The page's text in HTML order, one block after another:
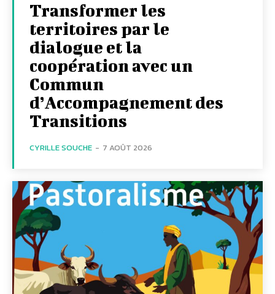
Transformer les
territoires par le
dialogue et la
coopération avec un
Commun
d’Accompagnement des
Transitions
CYRILLE SOUCHE - 7 AOÛT 2026